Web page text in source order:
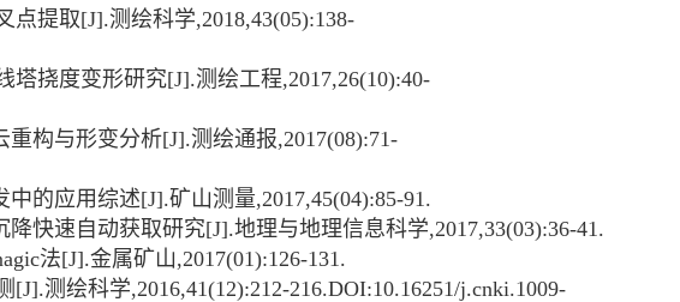
点提取[J].测绘科学,2018,43(05):138-
塔挠度变形研究[J].测绘工程,2017,26(10):40-
重构与形变分析[J].测绘通报,2017(08):71-
中的应用综述[J].矿山测量,2017,45(04):85-91.
降快速自动获取研究[J].地理与地理信息科学,2017,33(03):36-41.
法[J].金属矿山,2017(01):126-131.
[J].测绘科学,2016,41(12):212-216.DOI:10.16251/j.cnki.1009-